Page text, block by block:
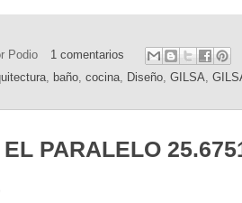
Podio
1 comentarios
baño cocina Diseño GILSA
PARALELO